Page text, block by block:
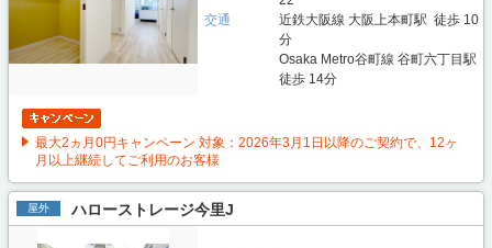
交通
近鉄大阪線 大阪上本町駅 徒歩 10
分
Osaka Metro谷町線 谷町六丁目駅
徒歩 14分
最大2ヵ月0円キャンペーン 対象：2026年3月1日以降のご契約で、12ヶ
月以上継続してご利用のお客様
屋外 ハローストレージ今里J